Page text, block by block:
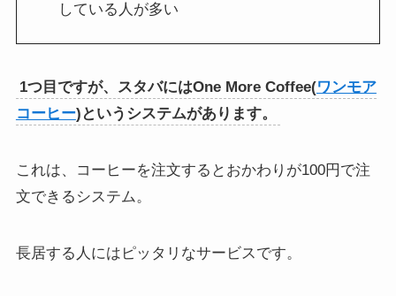
している人が多い
1つ目ですが、スタバにはOne More Coffee(ワンモア
コーヒー)というシステムがあります。
これは、コーヒーを注文するとおかわりが100円で注
文できるシステム。
長居する人にはピッタリなサービスです。